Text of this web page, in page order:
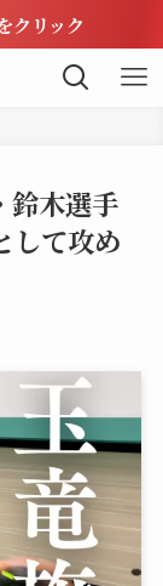
クリック
鈴木選手
して攻め